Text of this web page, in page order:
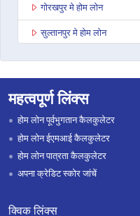
गोरखपुर मे होम लोन
सुल्तानपुर मे होम लोन
जौनपुर मे होम लोन
औरैया मे होम लोन
बिजनौर मे होम लोन
SHAHJAHANPUR मे होम लोन
महत्वपूर्ण लिंक्स
होम लोन पूर्वभुगतान कैलकुलेटर
होम लोन ईएमआई कैलकुलेटर
होम लोन पात्रता कैलकुलेटर
अपना क्रेडिट स्कोर जांचें
क्विक लिंक्स